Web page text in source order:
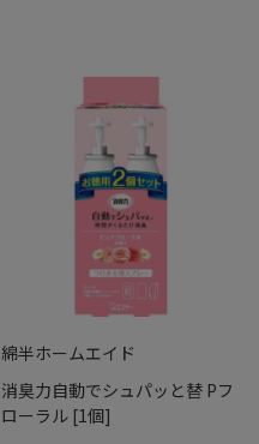
綿半ホームエイド
消臭力自動でシュパッと替 Pフ
ローラル [1個]